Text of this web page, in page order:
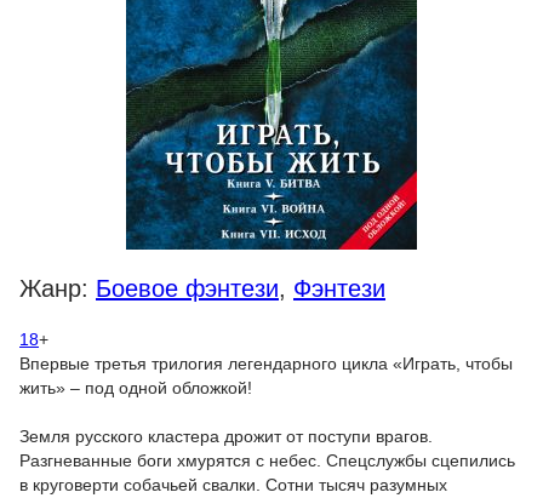
Жанр: Боевое фэнтези, Фэнтези
18+
Впервые третья трилогия легендарного цикла «Играть, чтобы
жить» – под одной обложкой!
Земля русского кластера дрожит от поступи врагов.
Разгневанные боги хмурятся с небес. Спецслужбы сцепились
в круговерти собачьей свалки. Сотни тысяч разумных